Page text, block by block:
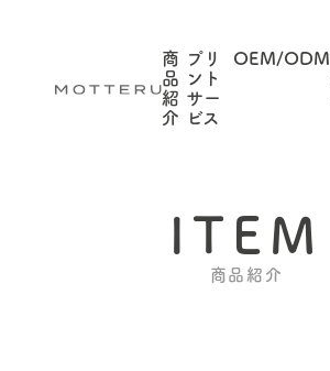
商
品
紹
介
プリ
ント
サー
ビス
OEM/ODM
ITEM
商品紹介